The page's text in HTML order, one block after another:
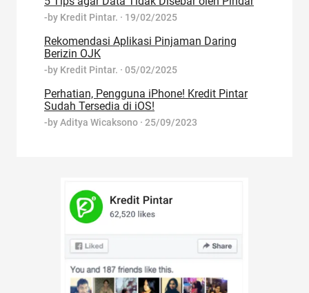
-by Kredit Pintar. · 19/02/2025
Rekomendasi Aplikasi Pinjaman Daring
Berizin OJK
-by Kredit Pintar. · 05/02/2025
Perhatian, Pengguna iPhone! Kredit Pintar
Sudah Tersedia di iOS!
-byAditya Wicaksono · 25/09/2023